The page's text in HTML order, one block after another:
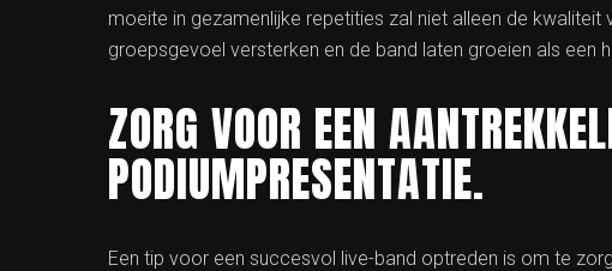
moeite in gezamenlijke repetities zal niet alleen de
groepsgevoel versterken en de band laten groeien als een
ZORG VOOR EEN
PODIUMPRESENTATIE.
Een tip voor een succesvol live-band optreden is om te